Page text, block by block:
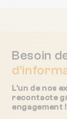
Besoin
L'un de nos
recontacte
engagement !